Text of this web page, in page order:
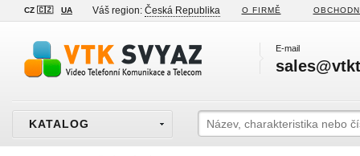
CZ 🇨🇿 UA Váš region: Česká Republika O FIRMĚ
E-mail
KATALOG